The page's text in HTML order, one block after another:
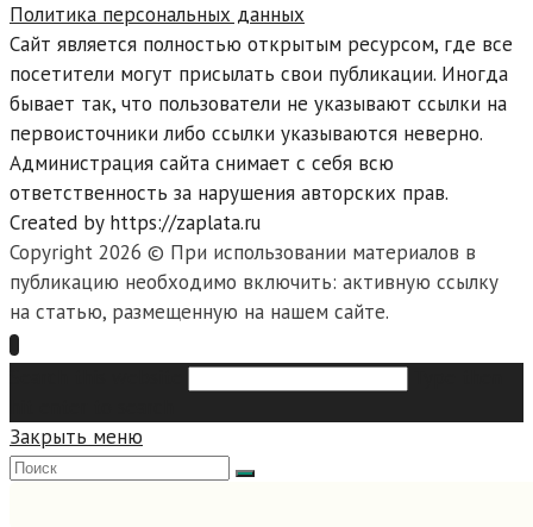
Политика персональных данных
Сайт является полностью открытым ресурсом, где все
посетители могут присылать свои публикации. Иногда
бывает так, что пользователи не указывают ссылки на
первоисточники либо ссылки указываются неверно.
Администрация сайта снимает с себя всю
ответственность за нарушения авторских прав.
Created by https://zaplata.ru
Copyright 2026 © При использовании материалов в
публикацию необходимо включить: активную ссылку
на статью, размещенную на нашем сайте.
Закрыть меню